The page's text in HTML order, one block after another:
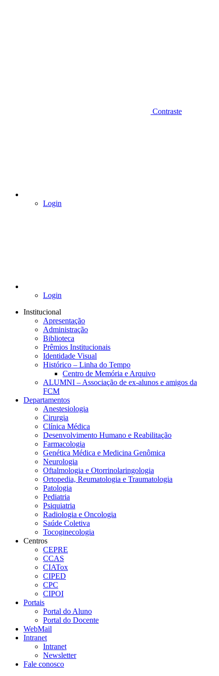
Contraste
Login
Login
Institucional
Apresentação
Administração
Biblioteca
Prêmios Institucionais
Identidade Visual
Histórico – Linha do Tempo
Centro de Memória e Arquivo
ALUMNI – Associação de ex-alunos e amigos da
FCM
Departamentos
Anestesiologia
Cirurgia
Clínica Médica
Desenvolvimento Humano e Reabilitação
Farmacologia
Genética Médica e Medicina Genômica
Neurologia
Oftalmologia e Otorrinolaringologia
Ortopedia, Reumatologia e Traumatologia
Patologia
Pediatria
Psiquiatria
Radiologia e Oncologia
Saúde Coletiva
Tocoginecologia
Centros
CEPRE
CCAS
CIATox
CIPED
CPC
CIPOI
Portais
Portal do Aluno
Portal do Docente
WebMail
Intranet
Intranet
Newsletter
Fale conosco